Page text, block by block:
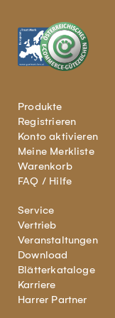
Produkte
Registrieren
Konto aktivieren
Meine Merkliste
Warenkorb
FAQ / Hilfe
Service
Vertrieb
Veranstaltungen
Download
Blätterkataloge
Karriere
Harrer Partner